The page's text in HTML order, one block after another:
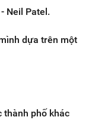
Neil Patel.
dựa trên một
thành phố khác